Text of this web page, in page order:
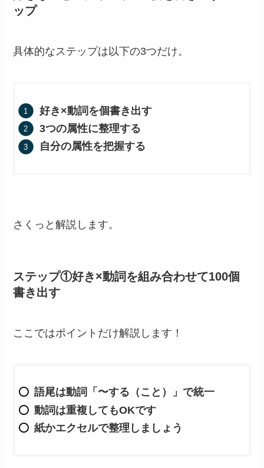
ップ
具体的なステップは以下の3つだけ。
好き×動詞を個書き出す
3つの属性に整理する
自分の属性を把握する
さくっと解説します。
ステップ①好き×動詞を組み合わせて100個
書き出す
ここではポイントだけ解説します！
語尾は動詞「〜する（こと）」で統一
動詞は重複してもOKです
紙かエクセルで整理しましょう